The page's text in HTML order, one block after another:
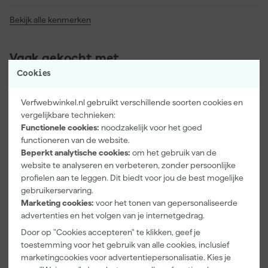
Cookies
Verfwebwinkel.nl gebruikt verschillende soorten cookies en
vergelijkbare technieken:
Functionele cookies: noodzakelijk voor het goed
functioneren van de website.
Beperkt analytische cookies: om het gebruik van de
website te analyseren en verbeteren, zonder persoonlijke
profielen aan te leggen. Dit biedt voor jou de best mogelijke
gebruikerservaring.
Marketing cookies: voor het tonen van gepersonaliseerde
advertenties en het volgen van je internetgedrag.
Door op "Cookies accepteren" te klikken, geef je
toestemming voor het gebruik van alle cookies, inclusief
marketingcookies voor advertentiepersonalisatie. Kies je
Bekijk alle kenmerken
Vaak gekocht met
Paintura
Lucamax
Washi tape -
50mx24mm
Maandag
bezorgd
Farrow & Ball
F&B
Kleurenwaaie
r
Maandag
bezorgd
Go!Paint Roll
And Go
Verfbak -
12cm Roller -
0,5L + 5
Inzetbakken
Maandag
bezorgd